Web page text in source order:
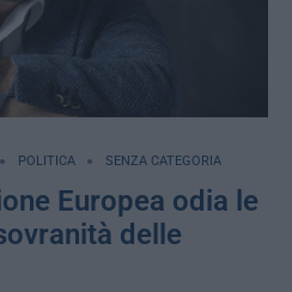
POLITICA SENZA CATEGORIA
Europea odia le
delle